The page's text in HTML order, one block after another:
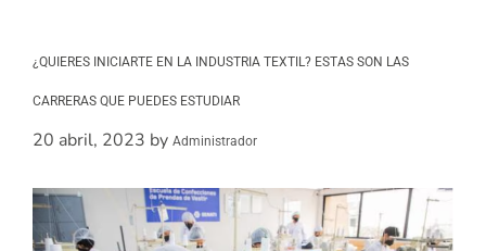
¿QUIERES INICIARTE EN LA INDUSTRIA TEXTIL? ESTAS SON LAS
CARRERAS QUE PUEDES ESTUDIAR
20 abril, 2023 by Administrador